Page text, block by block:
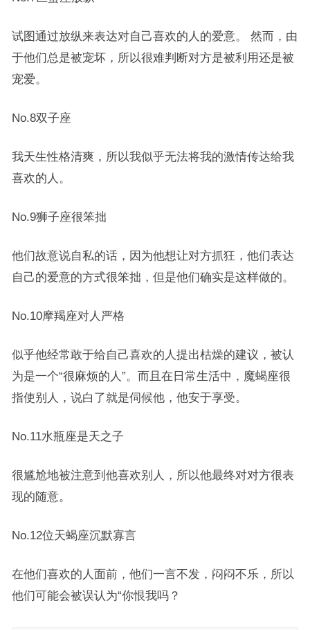
试图通过放纵来表达对自己喜欢的人的爱意。 然而，由
于他们总是被宠坏，所以很难判断对方是被利用还是被
宠爱。
No.8双子座
我天生性格清爽，所以我似乎无法将我的激情传达给我
喜欢的人。
No.9狮子座很笨拙
他们故意说自私的话，因为他想让对方抓狂，他们表达
自己的爱意的方式很笨拙，但是他们确实是这样做的。
No.10摩羯座对人严格
似乎他经常敢于给自己喜欢的人提出枯燥的建议，被认
为是一个“很麻烦的人”。而且在日常生活中，魔蝎座很
指使别人，说白了就是伺候他，他安于享受。
No.11水瓶座是天之子
很尴尬地被注意到他喜欢别人，所以他最终对对方很表
现的随意。
No.12位天蝎座沉默寡言
在他们喜欢的人面前，他们一言不发，闷闷不乐，所以
他们可能会被误认为“你恨我吗？